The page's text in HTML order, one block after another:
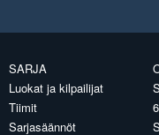
SARJA
Luokat ja kilpailijat
Tiimit
Sarjasäännöt